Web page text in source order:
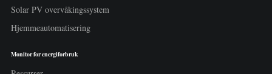
Solar PV overvåkingssystem
Hjemmeautomatisering
Monitor for energiforbruk